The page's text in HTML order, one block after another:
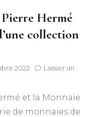
Hermé
collection
2022
Laisser un
et la Monnaie
de monnaies de